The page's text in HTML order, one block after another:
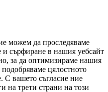
можем да проследяваме
сърфиране в нашия уебсайт
за да оптимизираме нашия
цялостното
С вашето съгласие ние
на трети страни на този